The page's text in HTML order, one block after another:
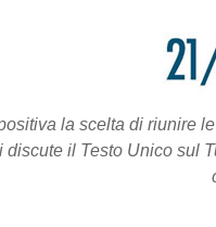
la scelta di riunire
il Testo Unico sul